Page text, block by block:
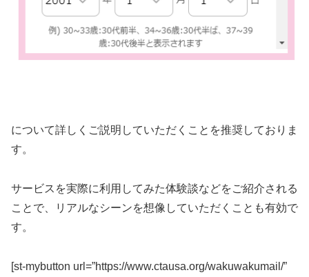
について詳しくご説明していただくことを推奨しておりま
す。
サービスを実際に利用してみた体験談などをご紹介される
ことで、リアルなシーンを想像していただくことも有効で
す。
[st-mybutton url=”https://www.ctausa.org/wakuwakumail/”